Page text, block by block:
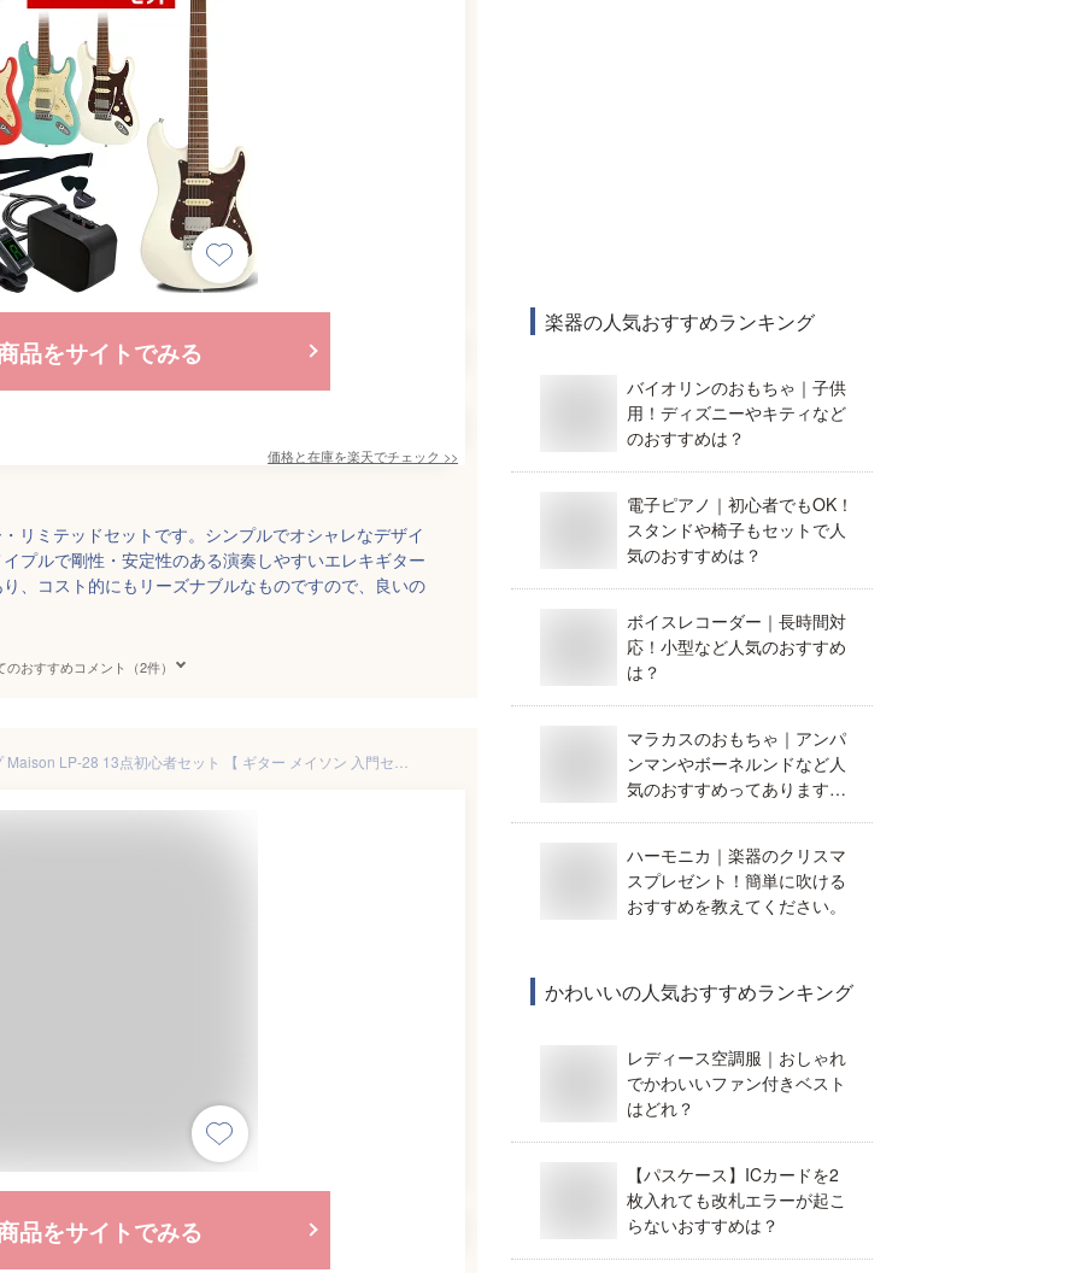
品をサイトでみる
価格と在庫を楽天でチェック >>
リミテッドセットです。シンプルでオシャレなデザイ
プルで剛性・安定性のある演奏しやすいエレキギター
、コスト的にもリーズナブルなものですので、良いの
のおすすめコメント（2件）
品をサイトでみる
楽器の人気おすすめランキング
バイオリンのおもちゃ｜子供
用！ディズニーやキティなど
のおすすめは？
電子ピアノ｜初心者でもOK！
スタンドや椅子もセットで人
気のおすすめは？
ボイスレコーダー｜長時間対
応！小型など人気のおすすめ
は？
マラカスのおもちゃ｜アンパ
ンマンやボーネルンドなど人
気のおすすめってあります
ハーモニカ｜楽器のクリスマ
スプレゼント！簡単に吹ける
おすすめを教えてください。
かわいいの人気おすすめランキング
レディース空調服｜おしゃれ
でかわいいファン付きベスト
はどれ？
【パスケース】ICカードを2
枚入れても改札エラーが起こ
らないおすすめは？